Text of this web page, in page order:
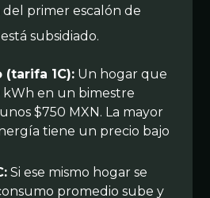
primer escalón de
subsidiado.
(tarifa 1C): Un hogar que
kWh en un bimestre
$750 MXN. La mayor
tiene un precio bajo
Si ese mismo hogar se
promedio sube y